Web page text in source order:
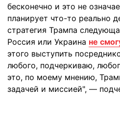
бесконечно и это не
планирует что-то реально
стратегия Трампа
Россия или Украина не
этого выступить
любого, подчеркиваю,
это, по моему мнению,
задачей и миссией", —